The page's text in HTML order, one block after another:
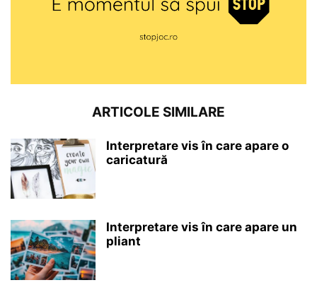
ARTICOLE SIMILARE
Interpretare vis în care apare o
caricatură
Interpretare vis în care apare un
pliant